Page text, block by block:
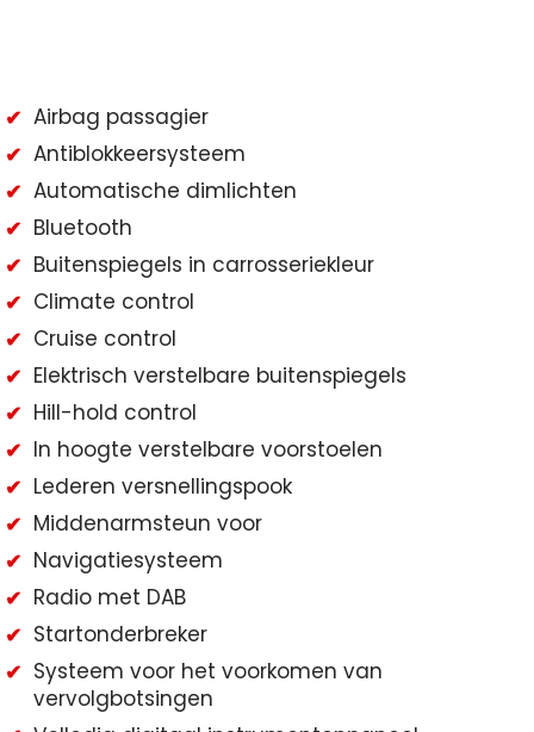
Airbag passagier
Antiblokkeersysteem
Automatische dimlichten
Bluetooth
Buitenspiegels in carrosseriekleur
Climate control
Cruise control
Elektrisch verstelbare buitenspiegels
Hill-hold control
In hoogte verstelbare voorstoelen
Lederen versnellingspook
Middenarmsteun voor
Navigatiesysteem
Radio met DAB
Startonderbreker
Systeem voor het voorkomen van
vervolgbotsingen